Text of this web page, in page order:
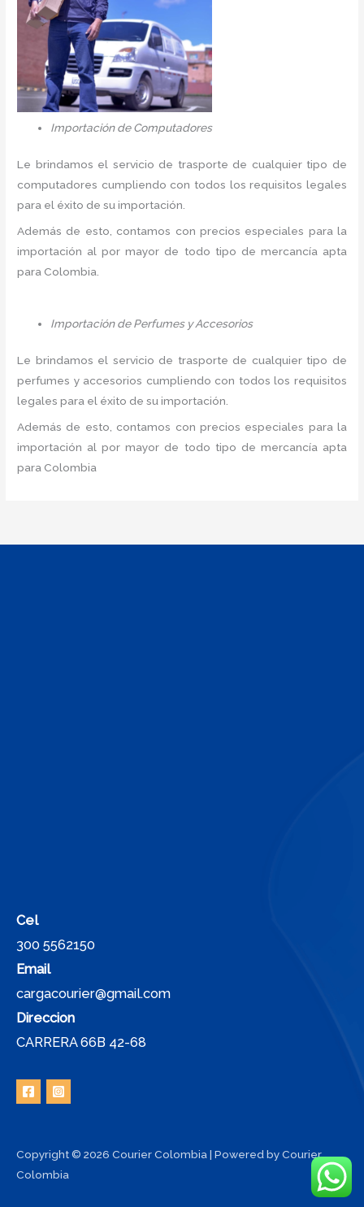
Importación de Computadores
Le brindamos el servicio de trasporte de cualquier tipo de
computadores cumpliendo con todos los requisitos legales
para el éxito de su importación.
Además de esto, contamos con precios especiales para la
importación al por mayor de todo tipo de mercancía apta
para Colombia.
Importación de Perfumes y Accesorios
Le brindamos el servicio de trasporte de cualquier tipo de
perfumes y accesorios cumpliendo con todos los requisitos
legales para el éxito de su importación.
Además de esto, contamos con precios especiales para la
importación al por mayor de todo tipo de mercancía apta
para Colombia
Cel
300 5562150
Email
cargacourier@gmail.com
Direccion
CARRERA 66B 42-68
Copyright © 2026 Courier Colombia | Powered by Courier
Colombia